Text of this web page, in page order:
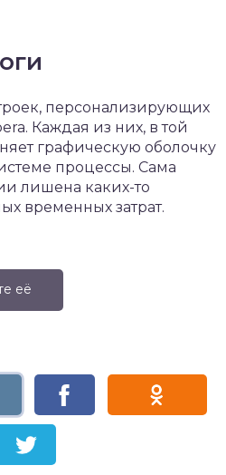
персонализирующих
Каждая из них, в той
графическую оболочку
процессы. Сама
лишена каких-то
временных затрат.
её